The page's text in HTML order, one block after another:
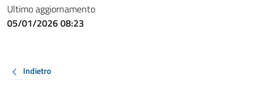
Ultimo aggiornamento
05/01/2026 08:23
Indietro